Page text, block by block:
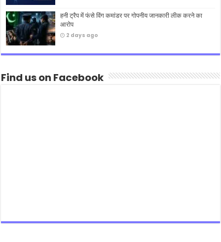
हनी ट्रैप में फंसे विंग कमांडर पर गोपनीय जानकारी लीक करने का
आरोप
2 days ago
Find us on Facebook